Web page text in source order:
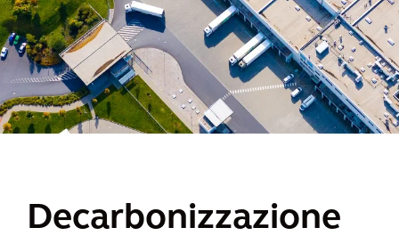
Decarbonizzazione